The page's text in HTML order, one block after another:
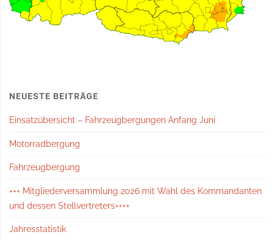
NEUESTE BEITRÄGE
Einsatzübersicht – Fahrzeugbergungen Anfang Juni
Motorradbergung
Fahrzeugbergung
+++ Mitgliederversammlung 2026 mit Wahl des Kommandanten
und dessen Stellvertreters++++
Jahresstatistik